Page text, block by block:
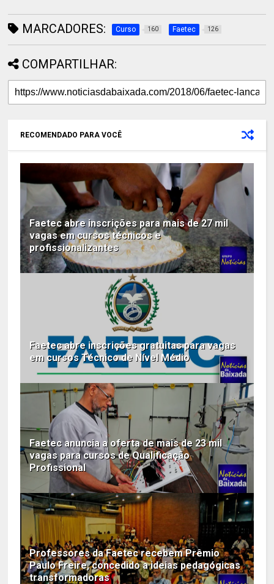
MARCADORES: Curso 160 Faetec 126
COMPARTILHAR:
RECOMENDADO PARA VOCÊ
Faetec abre inscrições para mais de 27 mil
vagas em cursos técnicos e
profissionalizantes
Faetec abre inscrições gratuitas para vagas
em cursos Técnico de Nível Médio
Faetec anuncia a oferta de mais de 23 mil
vagas para cursos de Qualificação
Profissional
Professores da Faetec recebem Prêmio
Paulo Freire, concedido a ideias pedagógicas
transformadoras